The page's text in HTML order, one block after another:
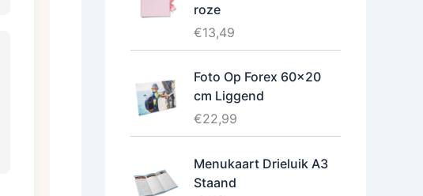
roze
€13,49
Foto Op Forex 60x20
cm Liggend
€22,99
Menukaart Drieluik A3
Staand